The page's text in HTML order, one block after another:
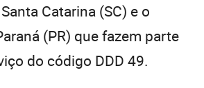
Catarina (SC) e o
(PR) que fazem parte
do código DDD 49.